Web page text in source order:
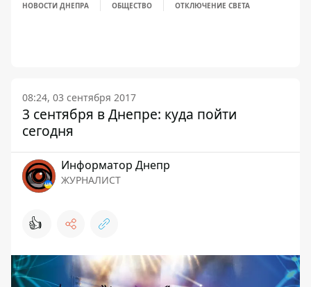
НОВОСТИ ДНЕПРА ОБЩЕСТВО ОТКЛЮЧЕНИЕ СВЕТА
08:24, 03 сентября 2017
3 сентября в Днепре: куда пойти
сегодня
Информатор Днепр
ЖУРНАЛИСТ
👍